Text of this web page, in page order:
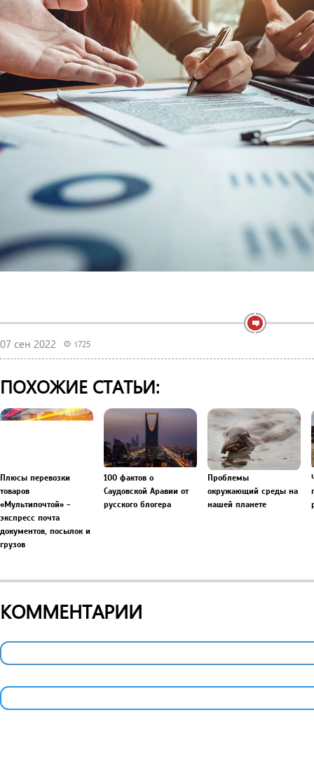
07 сен 2022 1725
ПОХОЖИЕ СТАТЬИ:
Плюсы перевозки
товаров
«Мультипочтой» -
экспресс почта
документов, посылок и
грузов
100 фактов о
Саудовской Аравии от
русского блогера
Проблемы
окружающий среды на
нашей планете
КОММЕНТАРИИ